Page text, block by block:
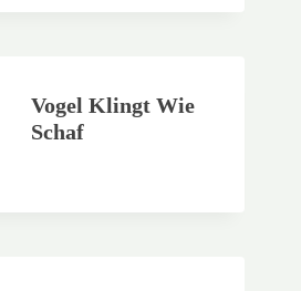
Vogel Klingt Wie
Schaf